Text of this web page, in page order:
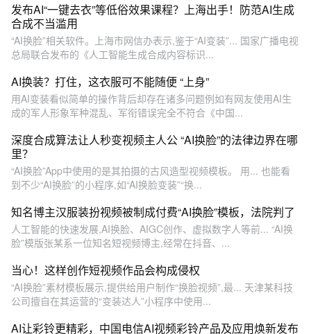
发布AI“一键去衣”等低俗效果课程？上海出手！防范AI生成
合成不当滥用
“AI换脸”相关软件。上海市网信办表示,鉴于“AI变装”... 国家广播电视
总局联合发布的《人工智能生成合成内容标识...
AI换装？打住，这衣服可不能随便 “上身”
用AI变装看似简单的操作背后却存在诸多问题例如有网友使用AI生
成的军人形象军种混乱、军衔错误完全不符合《中国...
深度合成算法让人秒变视频主人公 “AI换脸”的法律边界在哪
里？
“AI换脸”App中使用的是其拍摄的古风造型视频模板。 用... 也能看
到不少“AI换脸”的小程序,如“AI换脸变装”“换...
知名博主汉服装扮视频被制成付费“AI换脸”模板，法院判了
人工智能的快速发展,AI换脸、AIGC创作、虚拟数字人等前... “AI换
脸”模版张某系一位知名短视频博主,经常在抖音、...
当心！这样创作短视频作品会构成侵权
“AI换脸”素材模板展示,提供给用户制作“换脸视频”,最... 天津某科技
公司擅自在其运营的“变装达人”小程序中使用...
AI让彩铃更精彩，中国电信AI视频彩铃产品及应用焕新发布